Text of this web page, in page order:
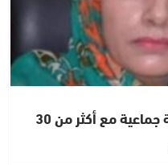
زلزال سياسي بالعيون… استقالة جماعية مع أكثر من 30